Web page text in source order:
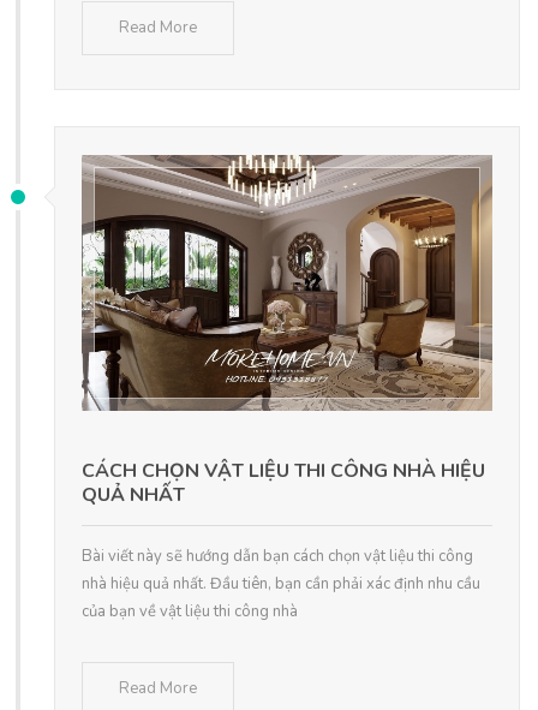
Read More
CÁCH CHỌN VẬT LIỆU THI CÔNG NHÀ HIỆU
QUẢ NHẤT
Bài viết này sẽ hướng dẫn bạn cách chọn vật liệu thi công
nhà hiệu quả nhất. Đầu tiên, bạn cần phải xác định nhu cầu
của bạn về vật liệu thi công nhà
Read More